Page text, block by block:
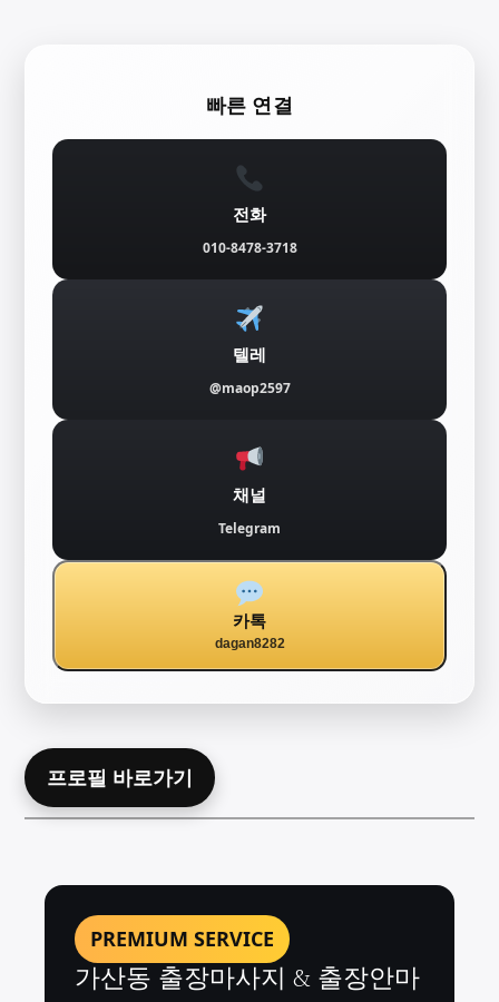
빠른 연결
전화
010-8478-3718
텔레
@maop2597
채널
Telegram
카톡
dagan8282
프로필 바로가기
PREMIUM SERVICE
가산동 출장마사지 & 출장안마